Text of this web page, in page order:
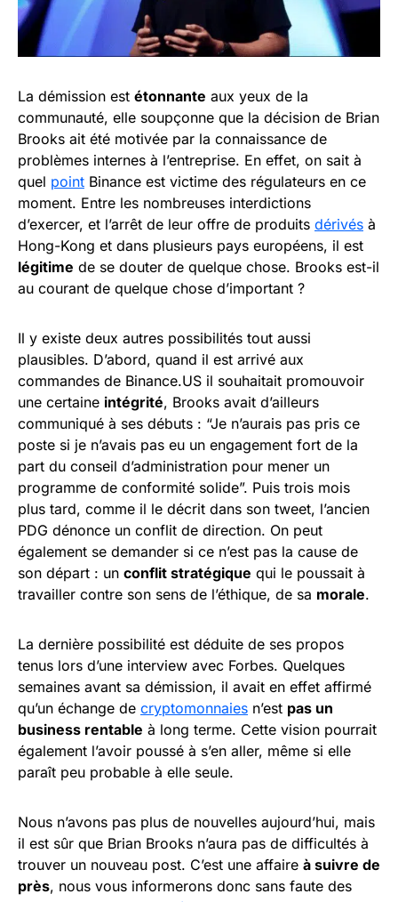
La démission est étonnante aux yeux de la
communauté, elle soupçonne que la décision de Brian
Brooks ait été motivée par la connaissance de
problèmes internes à l’entreprise. En effet, on sait à
quel point Binance est victime des régulateurs en ce
moment. Entre les nombreuses interdictions
d’exercer, et l’arrêt de leur offre de produits dérivés à
Hong-Kong et dans plusieurs pays européens, il est
légitime de se douter de quelque chose. Brooks est-il
au courant de quelque chose d’important ?
Il y existe deux autres possibilités tout aussi
plausibles. D’abord, quand il est arrivé aux
commandes de Binance.US il souhaitait promouvoir
une certaine intégrité, Brooks avait d’ailleurs
communiqué à ses débuts : “Je n’aurais pas pris ce
poste si je n’avais pas eu un engagement fort de la
part du conseil d’administration pour mener un
programme de conformité solide”. Puis trois mois
plus tard, comme il le décrit dans son tweet, l’ancien
PDG dénonce un conflit de direction. On peut
également se demander si ce n’est pas la cause de
son départ : un conflit stratégique qui le poussait à
travailler contre son sens de l’éthique, de sa morale.
La dernière possibilité est déduite de ses propos
tenus lors d’une interview avec Forbes. Quelques
semaines avant sa démission, il avait en effet affirmé
qu’un échange de cryptomonnaies n’est pas un
business rentable à long terme. Cette vision pourrait
également l’avoir poussé à s’en aller, même si elle
paraît peu probable à elle seule.
Nous n’avons pas plus de nouvelles aujourd’hui, mais
il est sûr que Brian Brooks n’aura pas de difficultés à
trouver un nouveau post. C’est une affaire à suivre de
près, nous vous informerons donc sans faute des